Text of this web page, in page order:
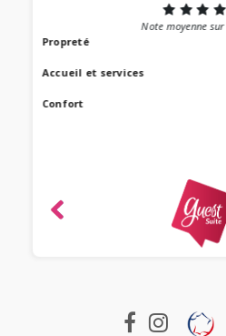
Note moyenne sur
Propreté
Accueil et services
Confort